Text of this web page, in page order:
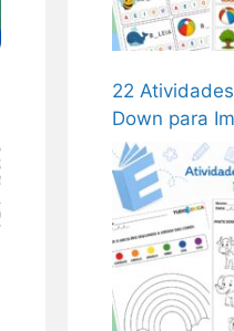
22
Down para